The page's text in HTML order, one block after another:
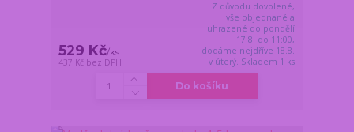
529 Kč/ks
437 Kč bez DPH
Z důvodu dovolené,
vše objednané a
uhrazené do pondělí
17.8. do 11:00,
dodáme nejdříve 18.8.
v úterý. Skladem 1 ks
Do košíku